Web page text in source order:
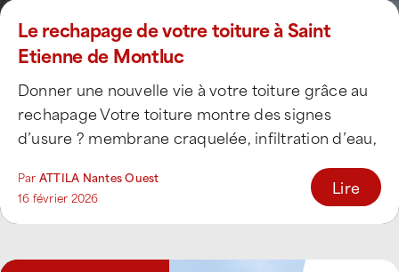
Le rechapage de votre toiture à Saint
Etienne de Montluc
Donner une nouvelle vie à votre toiture grâce au
rechapage Votre toiture montre des signes
d’usure ? membrane craquelée, infiltration d’eau,
Par ATTILA Nantes Ouest
16 février 2026
Lire